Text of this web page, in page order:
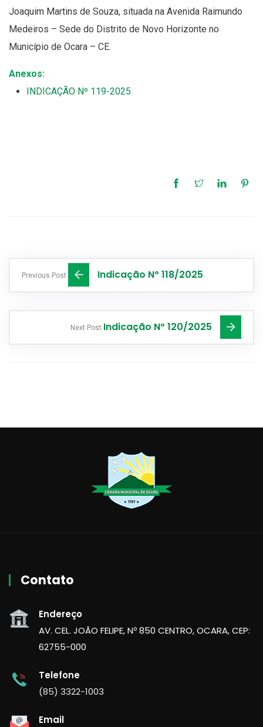
Joaquim Martins de Souza, situada na Avenida Raimundo
Medeiros – Sede do Distrito de Novo Horizonte no
Município de Ocara – CE.
Anexos:
INDICAÇÃO Nº 119-2025
Previous Post Indicação Nº 118/2025
Next Post Indicação Nº 120/2025
Contato
Endereço
AV. CEL. JOÃO FELIPE, Nº 850 CENTRO, OCARA, CEP:
62755-000
Telefone
(85) 3322-1003
Email